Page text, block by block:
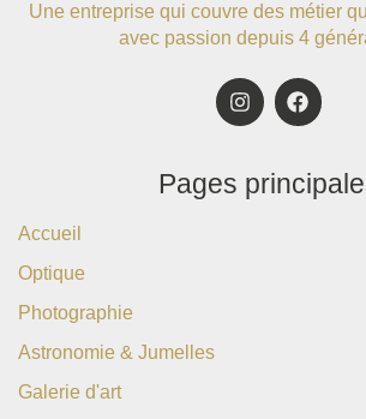
Une entreprise qui couvre des métier
avec passion depuis 4
Pages
Accueil
Optique
Photographie
Astronomie & Jumelles
Galerie d'art